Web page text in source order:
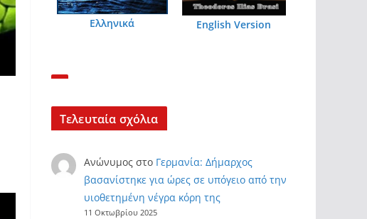
Ελληνικά English Version
Τελευταία σχόλια
Ανώνυμοςστο Γερμανία: Δήμαρχος
βασανίστηκε για ώρες σε υπόγειο από την
υιοθετημένη νέγρα κόρη της
11 Οκτωβρίου 2025